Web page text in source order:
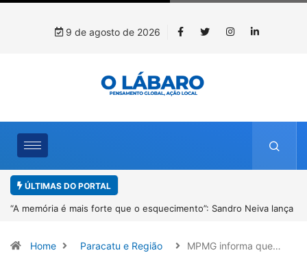
9 de agosto de 2026
ÚLTIMAS DO PORTAL
Sandro Neiva lança 4º Fliparacatu tem inscrições abertas para o
Home Paracatu e Região MPMG informa que…